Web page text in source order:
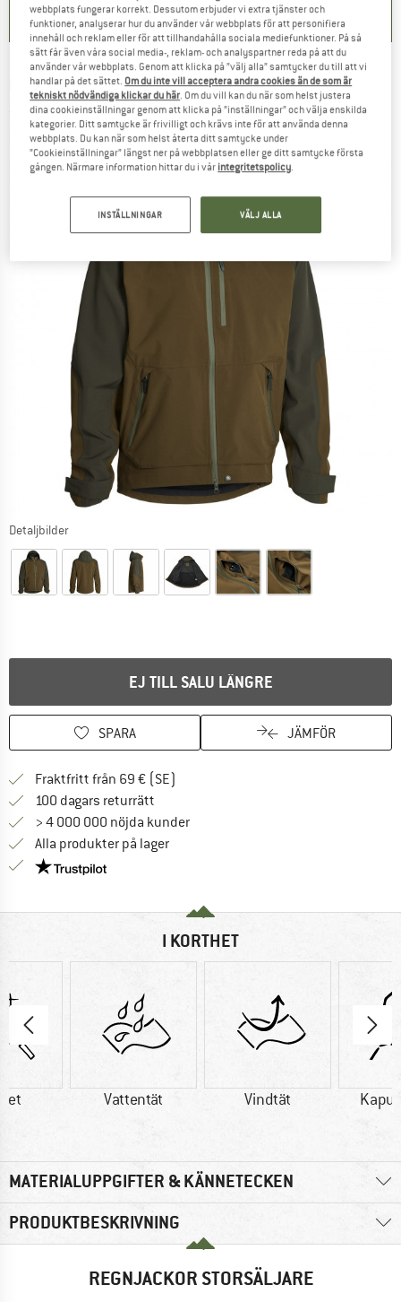
NORTHERN HUNTING -Fjell Toki - Regnjacka
(0)
Detaljbilder
EJ TILL SALU LÄNGRE
SPARA JÄMFÖR
Fraktfritt från 69 € (SE)
100 dagars returrätt
> 4 000 000 nöjda kunder
Alla produkter på lager
Trust Pilot-garanti - hitta all information här!
I KORTHET
Vattentät Vindtät
MATERIALUPPGIFTER & KÄNNETECKEN
PRODUKTBESKRIVNING
REGNJACKOR STORSÄLJARE
webbplats fungerar korrekt. Dessutom erbjuder vi extra tjänster och
funktioner, analyserar hur du använder vår webbplats för att personifiera
innehåll och reklam eller för att tillhandahålla sociala mediefunktioner. På så
sätt får även våra social media-, reklam- och analyspartner reda på att du
använder vår webbplats. Genom att klicka på ”välj alla” samtycker du till att vi
handlar på det sättet. Om du inte vill acceptera andra cookies än de som är
tekniskt nödvändiga klickar du här. Om du vill kan du när som helst justera
dina cookieinställningar genom att klicka på ”inställningar” och välja enskilda
kategorier. Ditt samtycke är frivilligt och krävs inte för att använda denna
webbplats. Du kan när som helst återta ditt samtycke under
”Cookieinställningar” längst ner på webbplatsen eller ge ditt samtycke första
gången. Närmare information hittar du i vår integritetspolicy.
INSTÄLLNINGAR VÄLJ ALLA